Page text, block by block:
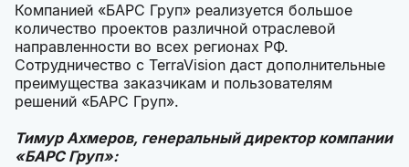
Компанией «БАРС Груп» реализуется большое
количество проектов различной отраслевой
направленности во всех регионах РФ.
Сотрудничество с TerraVision даст дополнительные
преимущества заказчикам и пользователям
решений «БАРС Груп».
Тимур Ахмеров, генеральный директор компании
«БАРС Груп»: